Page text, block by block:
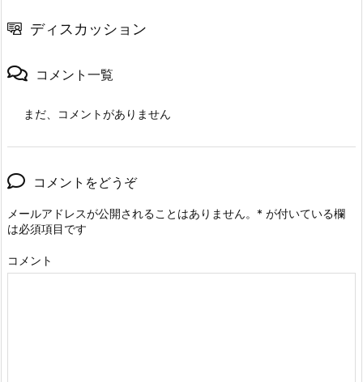
ディスカッション
コメント一覧
まだ、コメントがありません
コメントをどうぞ
メールアドレスが公開されることはありません。 * が付いている欄
は必須項目です
コメント